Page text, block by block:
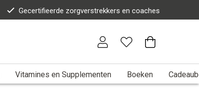
Gecertifieerde zorgverstrekkers en coaches
Vitamines en Supplementen Boeken